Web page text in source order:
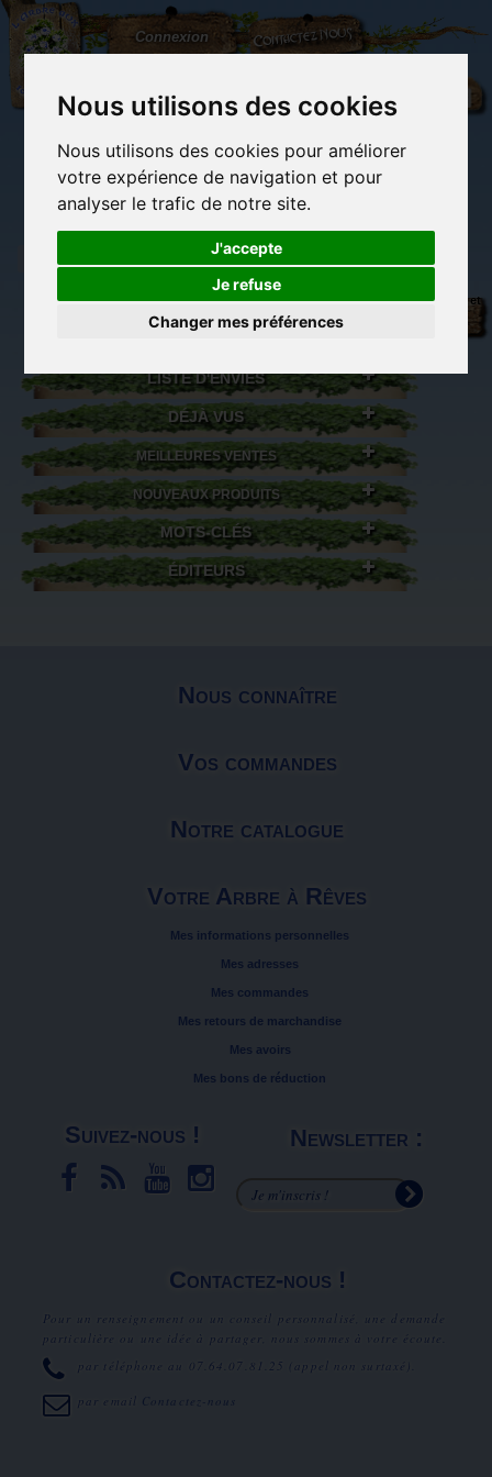
Nous utilisons des cookies
Nous utilisons des cookies pour améliorer
votre expérience de navigation et pour
analyser le trafic de notre site.
J'accepte
Je refuse
Changer mes préférences
L'Arbre
aux
100.000
Connexion Contactez-nous
(vide)
Librairie des
Carterie
originale
Activités
détente et jeux
Objets déco et
LISTE D'ENVIES
DÉJÀ VUS
MEILLEURES VENTES
NOUVEAUX PRODUITS
MOTS-CLÉS
ÉDITEURS
Nous connaître
Vos commandes
Notre catalogue
Votre Arbre à Rêves
Mes informations personnelles
Mes adresses
Mes commandes
Mes retours de marchandise
Mes avoirs
Mes bons de réduction
Suivez-nous ! Newsletter :
Contactez-nous !
Pour un renseignement ou un conseil personnalisé, une demande
particulière ou une idée à partager, nous sommes à votre écoute.
par téléphone au
07.64.07.81.25 (appel non surtaxé).
par email Contactez-nous